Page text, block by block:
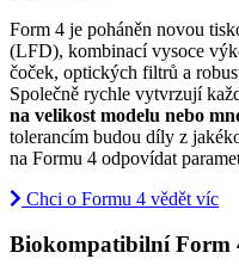
Form 4 je poháněn novou
(LFD), kombinací vysoce
čoček, optických filtrů a
Společně rychle vytvrzují
na velikost modelu nebo
tolerancím budou díly z
na Formu 4 odpovídat
Chci o Formu 4 vědět víc
Biokompatibilní Form